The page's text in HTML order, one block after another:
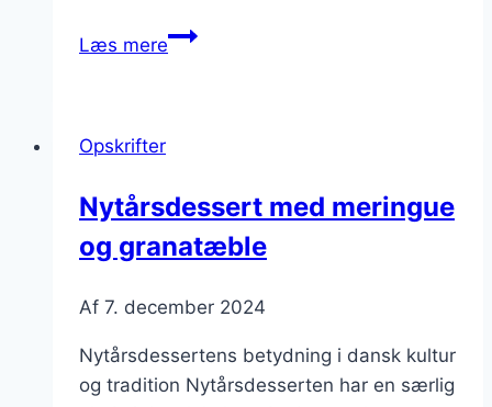
Læs mereNytårsdessert
Opskrifter
Nytårsdessert med meringue
og granatæble
Af 7. december 2024
Nytårsdessertens betydning i dansk kultur
og tradition Nytårsdesserten har en særlig